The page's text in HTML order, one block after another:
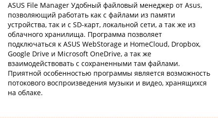
ASUS File Manager Удобный файловый менеджер от Asus,
позволяющий работать как с файлами из памяти
устройства, так и с SD-карт, локальной сети, а так же из
облачного хранилища. Программа позволяет
подключаться к ASUS WebStorage и HomeCloud, Dropbox,
Google Drive и Microsoft OneDrive, а так же
взаимодействовать с сохраненными там файлами.
Приятной особенностью программы является возможность
потокового воспроизведения музыки и видео, хранящихся
на облаке.